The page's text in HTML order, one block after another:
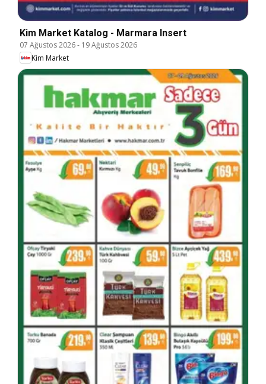
Kim Market Katalog - Marmara Insert
07 Ağustos 2026- 19 Ağustos 2026
Kim Market